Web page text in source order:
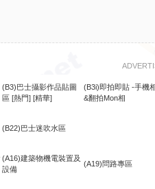
(B3)巴士攝影作品貼圖
區 [熱門] [精華]
(B3i)即拍即貼 -手機
&翻拍Mon相
(B22)巴士迷吹水區
(A16)建築物機電裝置及
設備
(A19)問路專區